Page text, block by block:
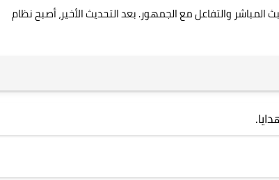
والتفاعل مع الجمهور. بعد التحديث الأخير، أصبح نظام